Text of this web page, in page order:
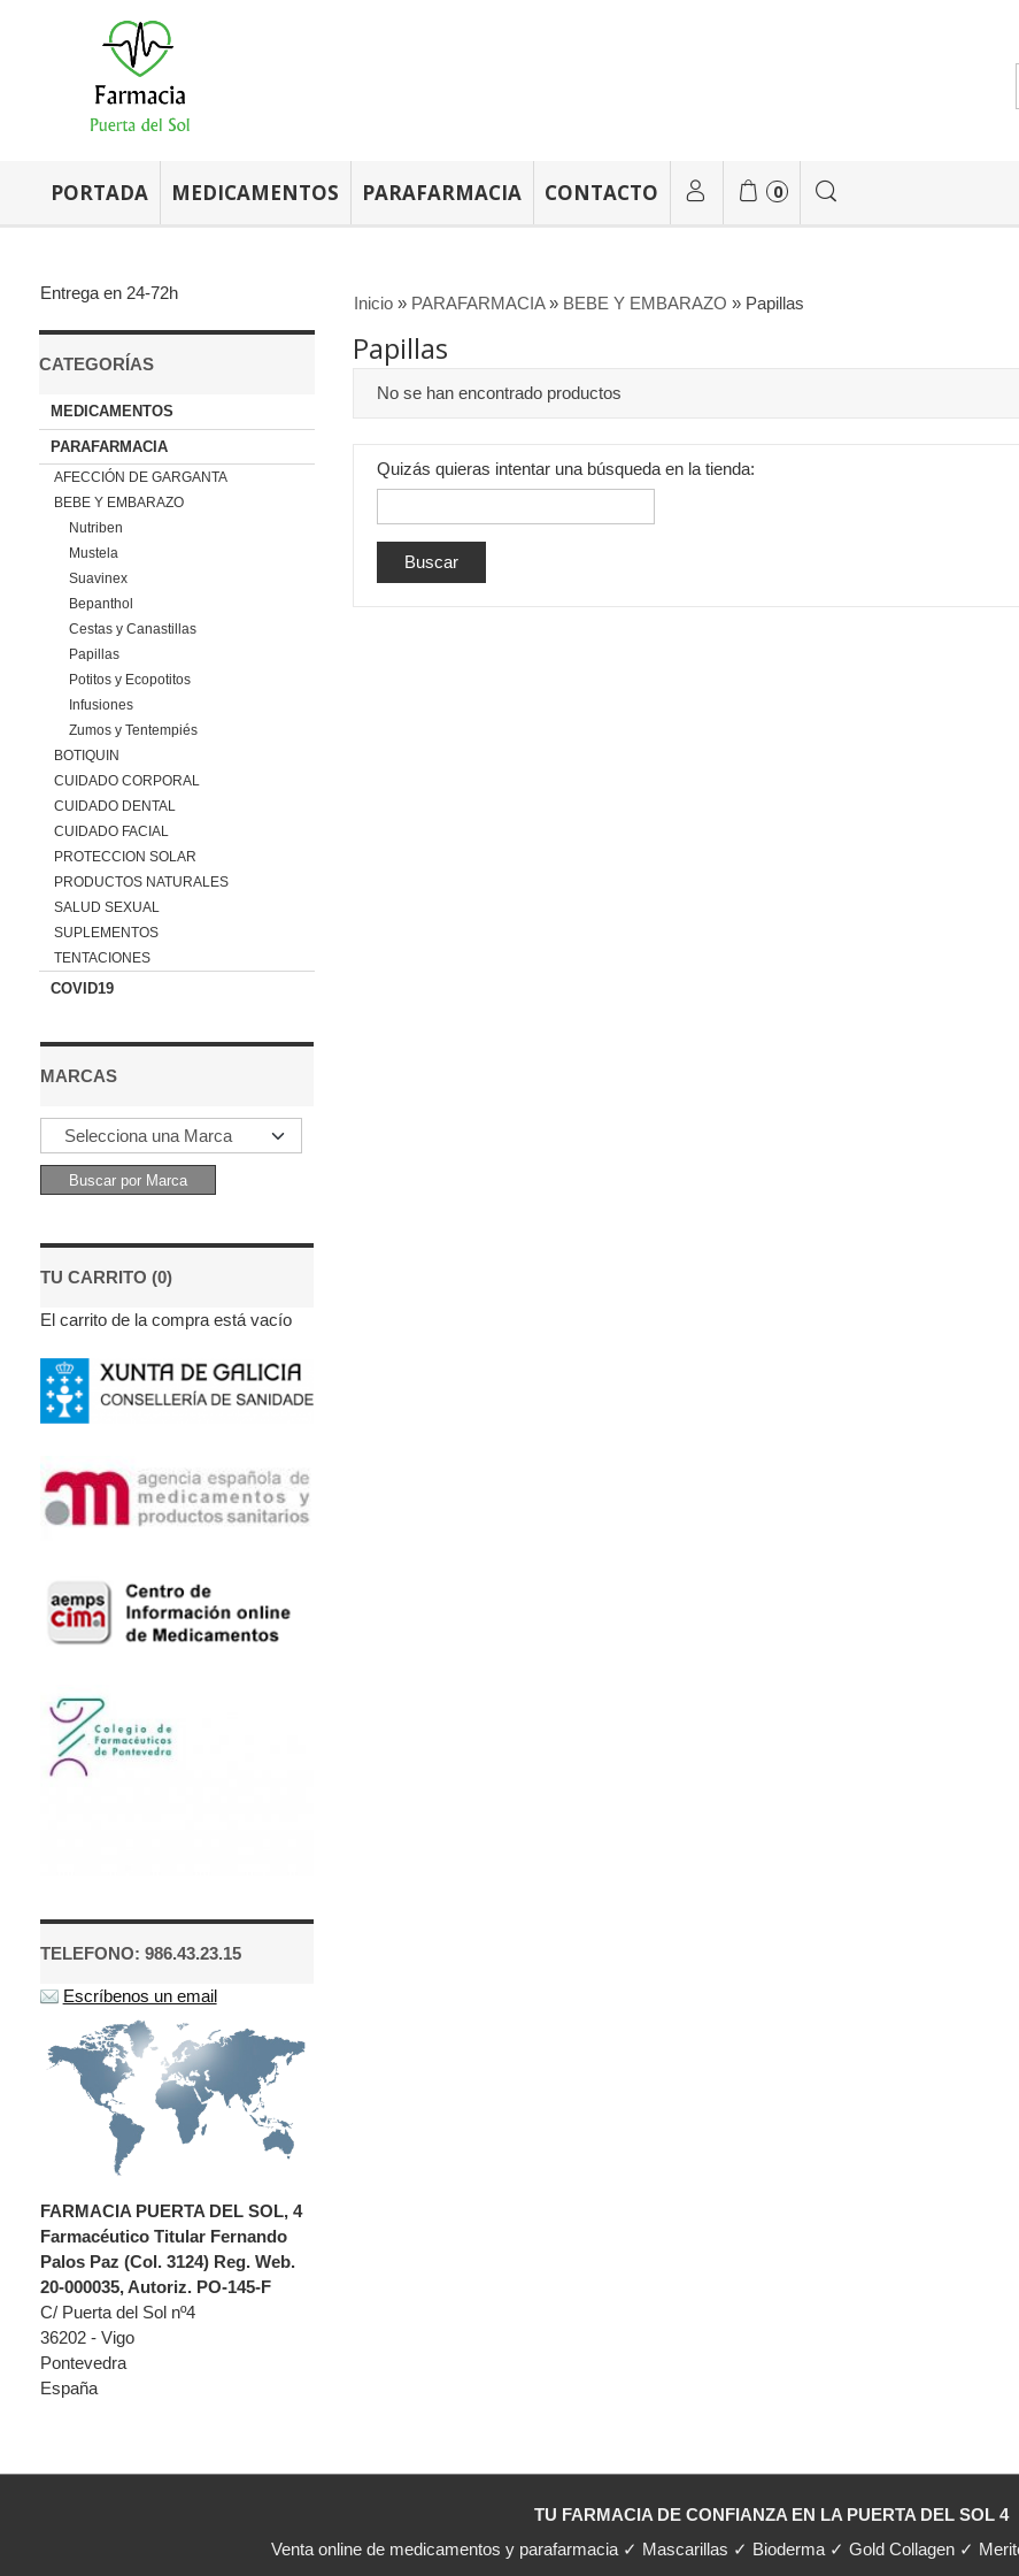
PORTADA MEDICAMENTOS PARAFARMACIA CONTACTO 0
Entrega en 24-72h
CATEGORÍAS
MEDICAMENTOS
PARAFARMACIA
AFECCIÓN DE GARGANTA
BEBE Y EMBARAZO
Nutriben
Mustela
Suavinex
Bepanthol
Cestas y Canastillas
Papillas
Potitos y Ecopotitos
Infusiones
Zumos y Tentempiés
BOTIQUIN
CUIDADO CORPORAL
CUIDADO DENTAL
CUIDADO FACIAL
PROTECCION SOLAR
PRODUCTOS NATURALES
SALUD SEXUAL
SUPLEMENTOS
TENTACIONES
COVID19
MARCAS
TU CARRITO (0)
El carrito de la compra está vacío
TELEFONO: 986.43.23.15
Escríbenos un email
FARMACIA PUERTA DEL SOL, 4
Farmacéutico Titular Fernando
Palos Paz (Col. 3124) Reg. Web.
20-000035, Autoriz. PO-145-F
C/ Puerta del Sol nº4
36202 - Vigo
Pontevedra
España
Inicio» PARAFARMACIA» BEBE Y EMBARAZO » Papillas
Papillas
No se han encontrado productos
Quizás quieras intentar una búsqueda en la tienda:
TU FARMACIA DE CONFIANZA EN LA PUERTA DEL SOL 4
Venta online de medicamentos y parafarmacia ✓ Mascarillas ✓ Bioderma ✓ Gold Collagen ✓